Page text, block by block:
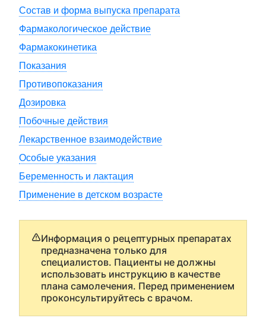
Состав и форма выпуска препарата
Фармакологическое действие
Фармакокинетика
Показания
Противопоказания
Дозировка
Побочные действия
Лекарственное взаимодействие
Особые указания
Беременность и лактация
Применение в детском возрасте
Информация о рецептурных препаратах
предназначена только для
специалистов. Пациенты не должны
использовать инструкцию в качестве
плана самолечения. Перед применением
проконсультируйтесь с врачом.